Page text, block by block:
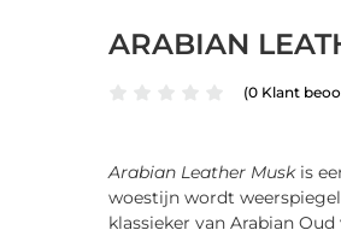
ARABIAN
(0 Klant
Arabian Leather Muskis
woestijn wordt
klassieker van Arabian